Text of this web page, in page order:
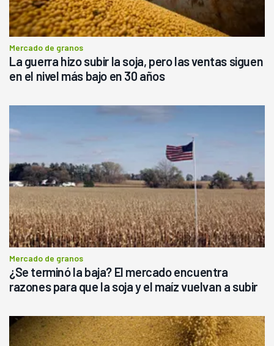
Mercado de granos
La guerra hizo subir la soja, pero las ventas siguen
en el nivel más bajo en 30 años
Mercado de granos
¿Se terminó la baja? El mercado encuentra
razones para que la soja y el maíz vuelvan a subir